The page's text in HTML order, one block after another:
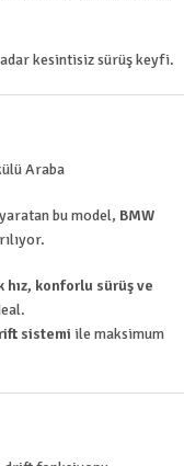
kesintisiz sürüş keyfi.
Araba
bu model, BMW
hız, konforlu sürüş ve
sistemi ile maksimum